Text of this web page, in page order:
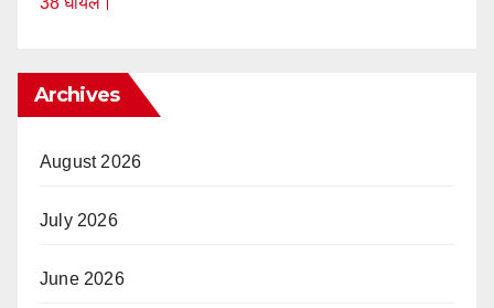
Archives
August 2026
July 2026
June 2026